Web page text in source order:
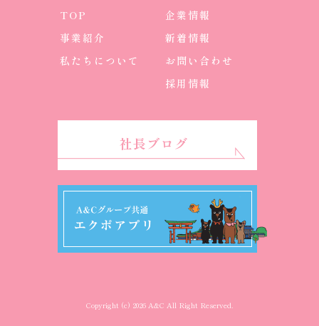
TOP
事業紹介
私たちについて
企業情報
新着情報
お問い合わせ
採用情報
社長ブログ
Copyright (c) 2026 A&C All Right Reserved.